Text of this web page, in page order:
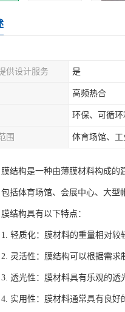
供设计服务 是
高频热合
环保、可循环
围 体育场馆、
膜结构是一种由薄膜材料构成的
包括体育场馆、会展中心、大型
膜结构具有以下特点：
1. 轻质化：膜材料的重量相对较
2. 灵活性：膜结构可以根据需求
3. 透光性：膜材料具有乐观的透
4. 实用性：膜材料通常具有良好